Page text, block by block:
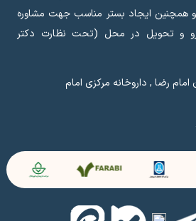
و همچنین ایجاد بستر مناسب جهت مشاوره
و تحویل در محل (تحت نظارت دکتر
رضا , داروخانه مرکزی امام